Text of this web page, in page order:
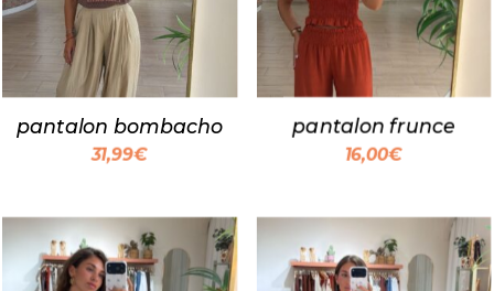
pantalon bombacho
31,99€
pantalon frunce
16,00€